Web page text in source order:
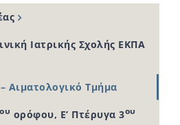
Ιατρικής Σχολής ΕΚΠΑ
Αιματολογικό Τμήμα
ου ορόφου, Ε’ Πτέρυγα 3ου